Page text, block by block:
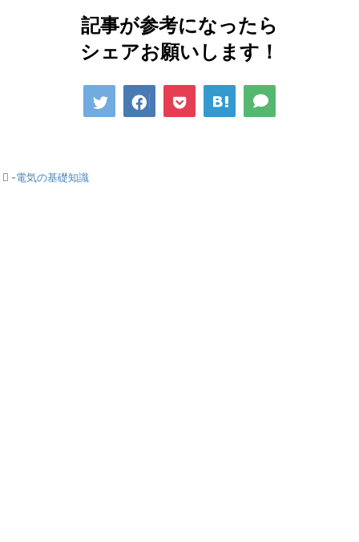
記事が参考になったら
シェアお願いします！
-電気の基礎知識